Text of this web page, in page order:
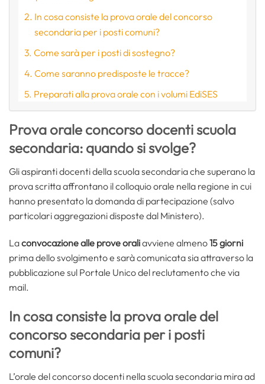
In cosa consiste la prova orale del concorso
secondaria per i posti comuni?
Come sarà per i posti di sostegno?
Come saranno predisposte le tracce?
Preparati alla prova orale con i volumi EdiSES
Prova orale concorso docenti scuola
secondaria: quando si svolge?
Gli aspiranti docenti della scuola secondaria che superano la
prova scritta affrontano il colloquio orale nella regione in cui
hanno presentato la domanda di partecipazione (salvo
particolari aggregazioni disposte dal Ministero).
Laconvocazione alle prove oraliavviene almeno15 giorni
prima dello svolgimento e sarà comunicata sia attraverso la
pubblicazione sul Portale Unico del reclutamento che via
mail.
In cosa consiste la prova orale del
concorso secondaria per i posti
comuni?
L’orale del concorso docenti nella scuola secondaria mira ad